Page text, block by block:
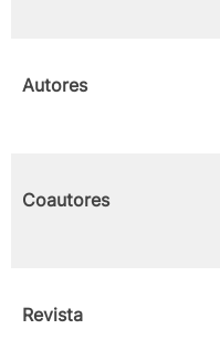
Autores
Coautores
Revista